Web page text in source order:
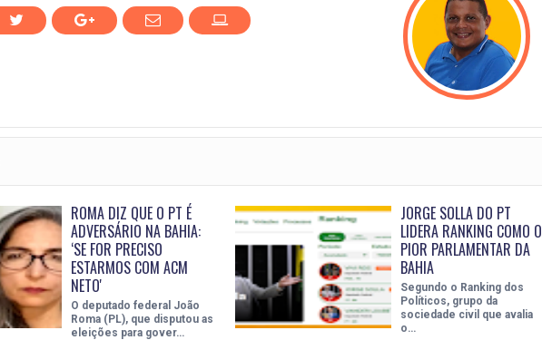
ROMA DIZ QUE O PT É
ADVERSÁRIO NA BAHIA:
‘SE FOR PRECISO
ESTARMOS COM ACM
NETO'
O deputado federal João
Roma (PL), que disputou as
eleições para gover…
JORGE SOLLA DO PT
LIDERA RANKING COMO O
PIOR PARLAMENTAR DA
BAHIA
Segundo o Ranking dos
Políticos, grupo da
sociedade civil que avalia
o…